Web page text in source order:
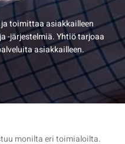
toimittaa asiakkailleen
-järjestelmiä. Yhtiö tarjoaa
asiakkailleen.
monilta eri toimialoilta.